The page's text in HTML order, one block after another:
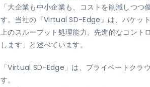
「大企業も中小企業も、コストを削減しつ
す。当社の『Virtual SD-Edge』は、パケッ
上のスループット処理能力、先進的なコン
します」と述べています。
「Virtual SD-Edge」は、 プライベートクラ
す。